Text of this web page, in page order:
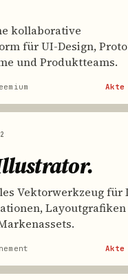
kollaborative
für UI-Design,
und Produktteams.
.
Vektorwerkzeug für